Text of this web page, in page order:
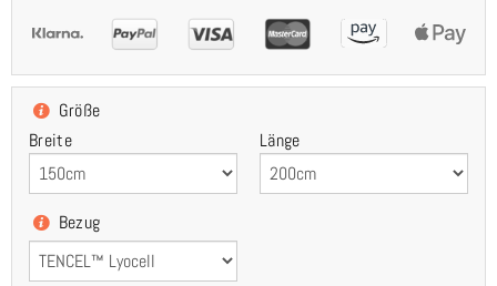
Größe
Breite
Länge
Bezug